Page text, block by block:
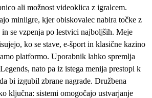
ali možnost videoklica z igralcem.
miniigre, kjer obiskovalec nabira točke z
se vzpenja po lestvici najboljših. Meje
ko se stave, e-šport in klasične kazino
platformo. Uporabnik lahko spremlja
nato pa iz istega menija prestopi k
bi izgubil zbrane nagrade. Družbena
ključna: sistemi omogočajo ustvarjanje